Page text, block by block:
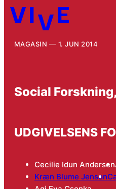
MAGASIN 1. JUN 2014
Social
UDGIVELSENS
Cecilie Idun Andersen
Kræn Blume Jensen